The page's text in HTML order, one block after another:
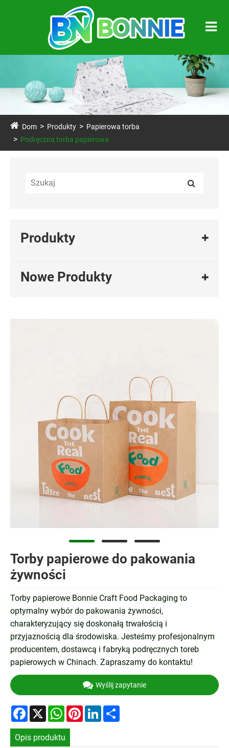
Dom Produkty
Papierowa torba
Podręczna torba papierowa
Produkty
Nowe Produkty
Torby papierowe do pakowania
żywności
Torby papierowe Bonnie Craft Food Packaging to
optymalny wybór do pakowania żywności,
charakteryzujący się doskonałą trwałością i
przyjaznością dla środowiska. Jesteśmy profesjonalnym
producentem, dostawcą i fabryką podręcznych toreb
papierowych w Chinach. Zapraszamy do kontaktu!
Wyślij zapytanie
Facebook
X WhatsApp
PinterestLinkedIn
Opis produktu